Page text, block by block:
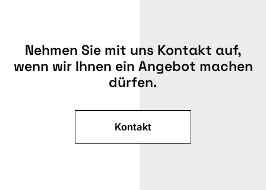
Nehmen Sie mit uns Kontakt auf,
wenn wir Ihnen ein Angebot machen
dürfen.
Kontakt